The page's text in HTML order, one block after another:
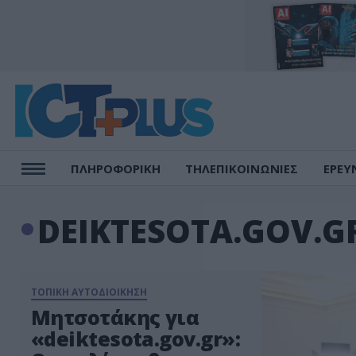
ΠΛΗΡΟΦΟΡΙΚΗ ΤΗΛΕΠΙΚΟΙΝΩΝΙΕΣ
ΤΟΠΙΚΗ ΑΥΤΟΔΙΟΙΚΗΣΗ
Μητσοτάκης για
«deiktesota.gov.gr»: